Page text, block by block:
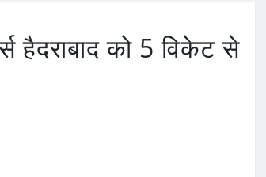
को 5 विकेट से